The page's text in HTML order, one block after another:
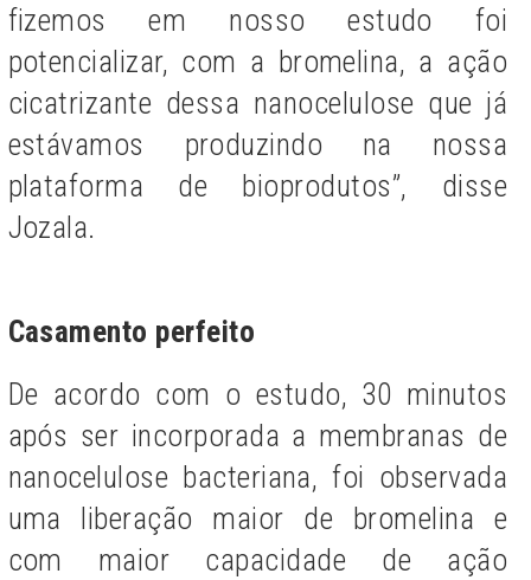
fizemos em nosso estudo foi
potencializar, com a bromelina, a ação
cicatrizante dessa nanocelulose que já
estávamos produzindo na nossa
plataforma de bioprodutos”, disse
Jozala.
Casamento perfeito
De acordo com o estudo, 30 minutos
após ser incorporada a membranas de
nanocelulose bacteriana, foi observada
uma liberação maior de bromelina e
com maior capacidade de ação